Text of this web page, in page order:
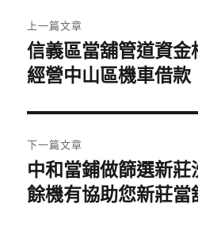
章
導
覽
上一篇文章
上
一
文
章:
信義區當舖管道資金
經營中山區機車借款
下一篇文章
下
一
中和當鋪做篩選新
餘機有協助您新莊當